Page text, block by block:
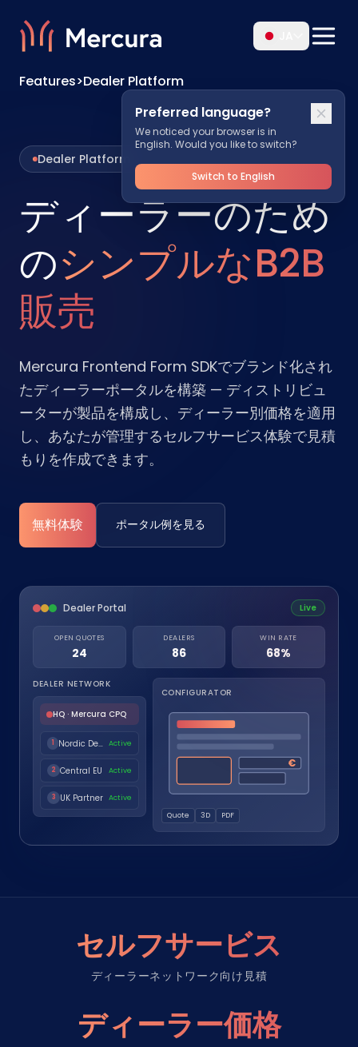
Preferred language?
We noticed your browser is in
English. Would you like to switch?
Switch to English
Features>Dealer Platform
Dealer Platform
ディーラーのため
のシンプルなB2B
販売
Mercura Frontend Form SDKでブランド化され
たディーラーポータルを構築 — ディストリビュ
ーターが製品を構成し、ディーラー別価格を適用
し、あなたが管理するセルフサービス体験で見積
もりを作成できます。
無料体験 ポータル例を見る
Dealer Portal Live
OPEN QUOTES
24
DEALERS
86
WIN RATE
68%
DEALER NETWORK
HQ · Mercura CPQ
1 Nordic Dealer Active
2 Central EU Active
3 UK Partner Active
CONFIGURATOR
€
Quote 3D PDF
セルフサービス
ディーラーネットワーク向け見積
ディーラー価格